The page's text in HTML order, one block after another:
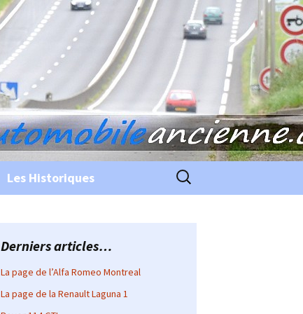
Les Historiques Rechercher :
Derniers articles…
La page de l’Alfa Romeo Montreal
La page de la Renault Laguna 1